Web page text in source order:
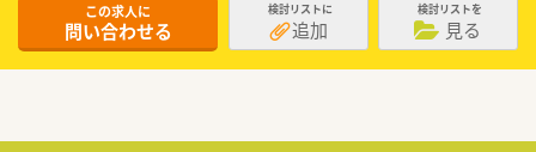
この求人に
問い合わせる
検討リストに
追加
検討リストを
見る